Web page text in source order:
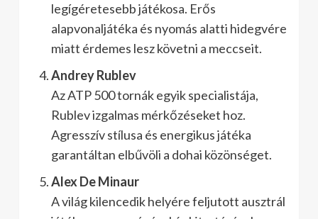
legígéretesebb játékosa. Erős
alapvonaljátéka és nyomás alatti hidegvére
miatt érdemes lesz követni a meccseit.
Andrey Rublev
Az ATP 500 tornák egyik specialistája,
Rublev izgalmas mérkőzéseket hoz.
Agresszív stílusa és energikus játéka
garantáltan elbűvöli a dohai közönséget.
Alex De Minaur
A világ kilencedik helyére feljutott ausztrál